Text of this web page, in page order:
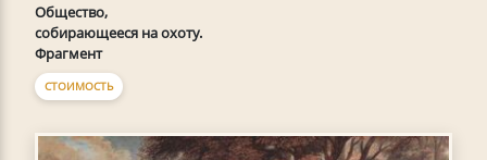
Общество,
собирающееся на охоту.
Фрагмент
СТОИМОСТЬ